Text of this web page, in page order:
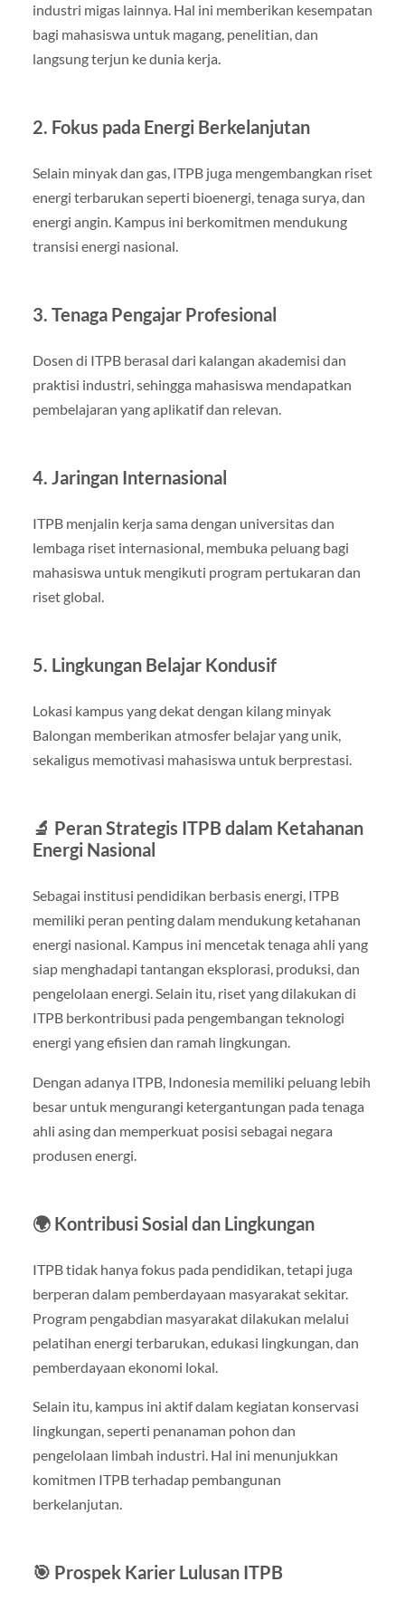
industri migas lainnya. Hal ini memberikan kesempatan
bagi mahasiswa untuk magang, penelitian, dan
langsung terjun ke dunia kerja.
2. Fokus pada Energi Berkelanjutan
Selain minyak dan gas, ITPB juga mengembangkan riset
energi terbarukan seperti bioenergi, tenaga surya, dan
energi angin. Kampus ini berkomitmen mendukung
transisi energi nasional.
3. Tenaga Pengajar Profesional
Dosen di ITPB berasal dari kalangan akademisi dan
praktisi industri, sehingga mahasiswa mendapatkan
pembelajaran yang aplikatif dan relevan.
4. Jaringan Internasional
ITPB menjalin kerja sama dengan universitas dan
lembaga riset internasional, membuka peluang bagi
mahasiswa untuk mengikuti program pertukaran dan
riset global.
5. Lingkungan Belajar Kondusif
Lokasi kampus yang dekat dengan kilang minyak
Balongan memberikan atmosfer belajar yang unik,
sekaligus memotivasi mahasiswa untuk berprestasi.
🔬 Peran Strategis ITPB dalam Ketahanan
Energi Nasional
Sebagai institusi pendidikan berbasis energi, ITPB
memiliki peran penting dalam mendukung ketahanan
energi nasional. Kampus ini mencetak tenaga ahli yang
siap menghadapi tantangan eksplorasi, produksi, dan
pengelolaan energi. Selain itu, riset yang dilakukan di
ITPB berkontribusi pada pengembangan teknologi
energi yang efisien dan ramah lingkungan.
Dengan adanya ITPB, Indonesia memiliki peluang lebih
besar untuk mengurangi ketergantungan pada tenaga
ahli asing dan memperkuat posisi sebagai negara
produsen energi.
🌍 Kontribusi Sosial dan Lingkungan
ITPB tidak hanya fokus pada pendidikan, tetapi juga
berperan dalam pemberdayaan masyarakat sekitar.
Program pengabdian masyarakat dilakukan melalui
pelatihan energi terbarukan, edukasi lingkungan, dan
pemberdayaan ekonomi lokal.
Selain itu, kampus ini aktif dalam kegiatan konservasi
lingkungan, seperti penanaman pohon dan
pengelolaan limbah industri. Hal ini menunjukkan
komitmen ITPB terhadap pembangunan
berkelanjutan.
🎯 Prospek Karier Lulusan ITPB